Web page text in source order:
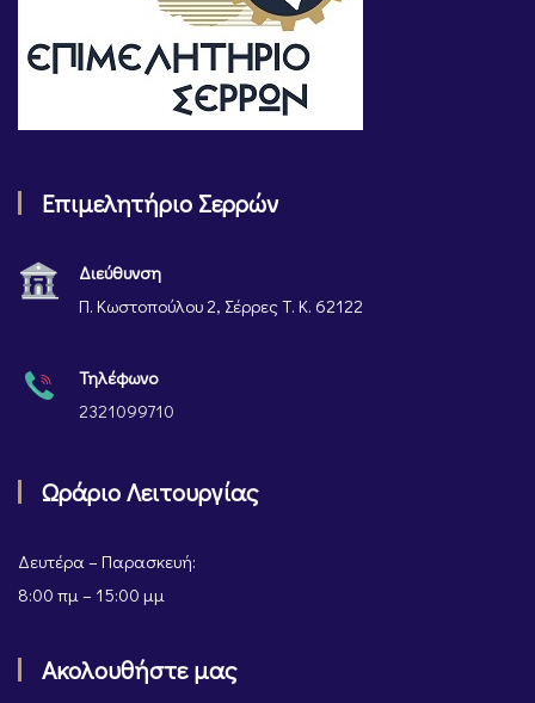
Επιμελητήριο Σερρών
Διεύθυνση
Π. Κωστοπούλου 2, Σέρρες Τ. Κ. 62122
Τηλέφωνο
2321099710
Ωράριο Λειτουργίας
Δευτέρα – Παρασκευή:
8:00 πμ – 15:00 μμ
Ακολουθήστε μας